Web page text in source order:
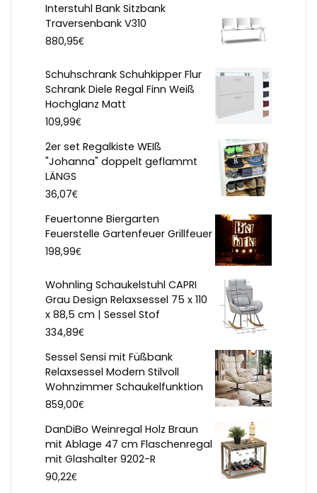
Interstuhl Bank Sitzbank
Traversenbank V310
880,95€
Schuhschrank Schuhkipper Flur
Schrank Diele Regal Finn Weiß
Hochglanz Matt
109,99€
2er set Regalkiste WEIß
"Johanna" doppelt geflammt
LÄNGS
36,07€
Feuertonne Biergarten
Feuerstelle Gartenfeuer Grillfeuer
198,99€
Wohnling Schaukelstuhl CAPRI
Grau Design Relaxsessel 75 x 110
x 88,5 cm | Sessel Stof
334,89€
Sessel Sensi mit Füßbank
Relaxsessel Modern Stilvoll
Wohnzimmer Schaukelfunktion
859,00€
DanDiBo Weinregal Holz Braun
mit Ablage 47 cm Flaschenregal
mit Glashalter 9202-R
90,22€